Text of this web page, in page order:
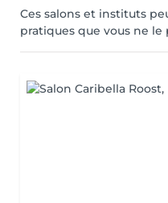
Ces salons et instituts
pratiques que vous ne le